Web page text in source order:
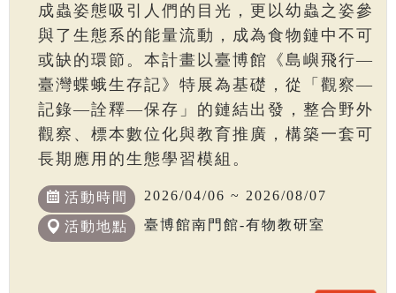
成蟲姿態吸引人們的目光，更以幼蟲之姿參
與了生態系的能量流動，成為食物鏈中不可
或缺的環節。本計畫以臺博館《島嶼飛行—
臺灣蝶蛾生存記》特展為基礎，從「觀察—
記錄—詮釋—保存」的鏈結出發，整合野外
觀察、標本數位化與教育推廣，構築一套可
長期應用的生態學習模組。
活動時間 2026/04/06 ~ 2026/08/07
活動地點 臺博館南門館-有物教研室